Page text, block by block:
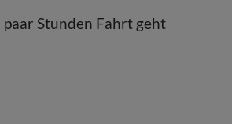
Stunden Fahrt geht